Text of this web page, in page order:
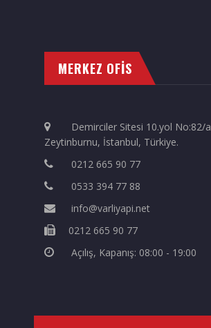
MERKEZ OFİS
Demirciler Sitesi 10.yol No:82/a
Zeytinburnu, İstanbul, Türkiye.
0212 665 90 77
0533 394 77 88
info@varliyapi.net
0212 665 90 77
Açılış, Kapanış: 08:00 - 19:00